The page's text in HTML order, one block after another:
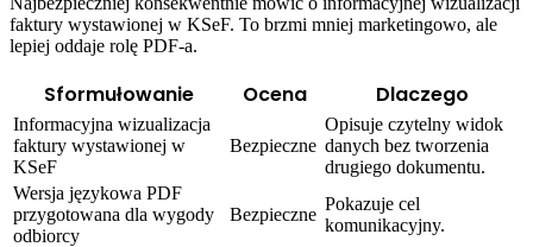
faktury wystawionej w KSeF. To brzmi mniej marketingowo, ale
lepiej oddaje rolę PDF-a.
Sformułowanie Ocena Dlaczego
Informacyjna wizualizacja
faktury wystawionej w
KSeF
Bezpieczne
Opisuje czytelny widok
danych bez tworzenia
drugiego dokumentu.
Wersja językowa PDF
przygotowana dla wygody
odbiorcy
Bezpieczne
Pokazuje cel
komunikacyjny.